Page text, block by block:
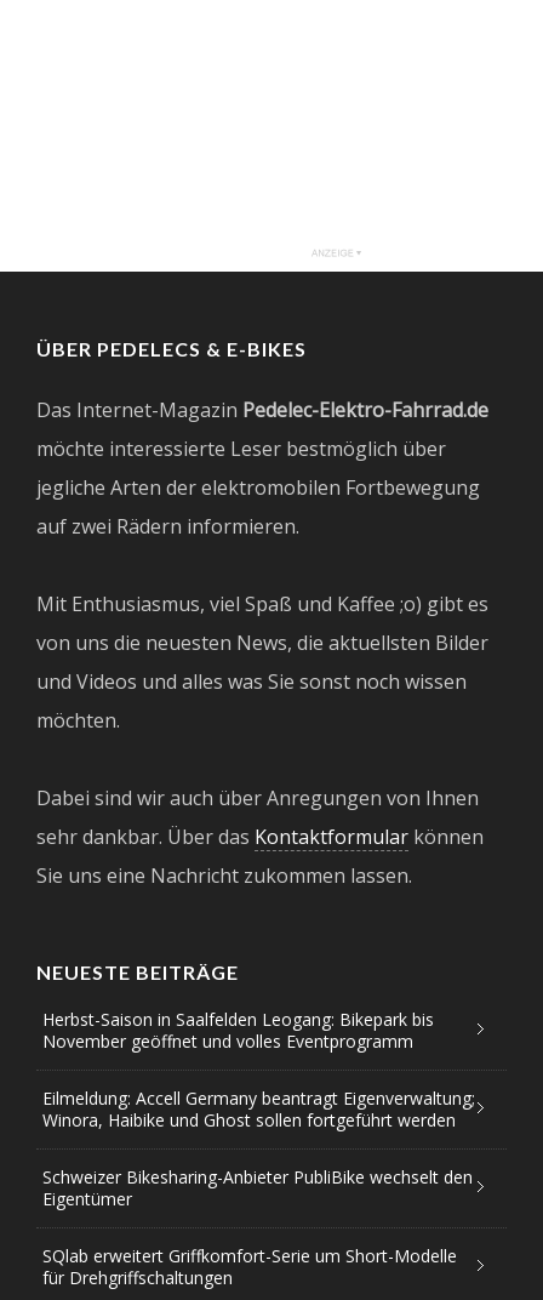
ÜBER PEDELECS & E-BIKES
Das Internet-Magazin Pedelec-Elektro-Fahrrad.de
möchte interessierte Leser bestmöglich über
jegliche Arten der elektromobilen Fortbewegung
auf zwei Rädern informieren.
Mit Enthusiasmus, viel Spaß und Kaffee ;o) gibt es
von uns die neuesten News, die aktuellsten Bilder
und Videos und alles was Sie sonst noch wissen
möchten.
Dabei sind wir auch über Anregungen von Ihnen
sehr dankbar. Über das Kontaktformular können
Sie uns eine Nachricht zukommen lassen.
NEUESTE BEITRÄGE
Herbst-Saison in Saalfelden Leogang: Bikepark bis
November geöffnet und volles Eventprogramm
Eilmeldung: Accell Germany beantragt Eigenverwaltung;
Winora, Haibike und Ghost sollen fortgeführt werden
Schweizer Bikesharing-Anbieter PubliBike wechselt den
Eigentümer
SQlab erweitert Griffkomfort-Serie um Short-Modelle
für Drehgriffschaltungen